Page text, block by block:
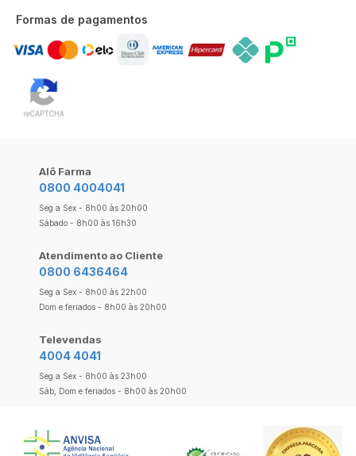
Formas de pagamentos
Alô Farma
0800 4004041
Seg a Sex - 8h00 às 20h00
Sábado - 8h00 às 16h30
Atendimento ao Cliente
0800 6436464
Seg a Sex - 8h00 às 22h00
Dom e feriados - 8h00 às 20h00
Televendas
4004 4041
Seg a Sex - 8h00 às 23h00
Sáb, Dom e feriados - 8h00 às 20h00